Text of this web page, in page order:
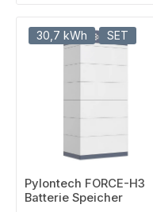
30,7 kWh SET
Pylontech FORCE-H3
Batterie Speicher